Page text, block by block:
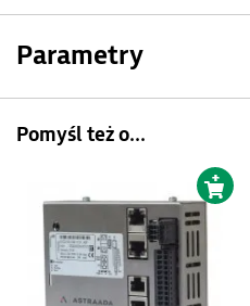
Parametry
Pomyśl też o...